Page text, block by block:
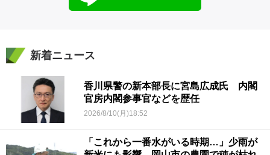
新着ニュース
香川県警の新本部長に宮島広成氏 内閣
官房内閣参事官などを歴任
2026/8/10(月)18:52
「これから一番水がいる時期…」少雨が